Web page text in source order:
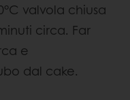
valvola chiusa
circa. Far
e
dal cake.